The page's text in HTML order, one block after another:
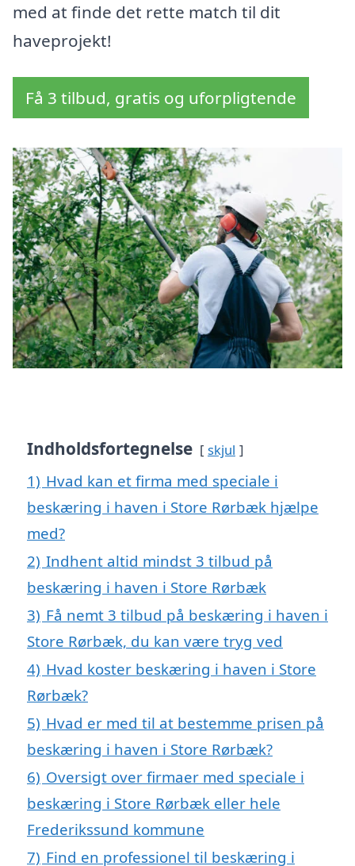
med at finde det rette match til dit
haveprojekt!
Få 3 tilbud, gratis og uforpligtende
Indholdsfortegnelse skjul
1) Hvad kan et firma med speciale i
beskæring i haven i Store Rørbæk hjælpe
med?
2) Indhent altid mindst 3 tilbud på
beskæring i haven i Store Rørbæk
3) Få nemt 3 tilbud på beskæring i haven i
Store Rørbæk, du kan være tryg ved
4) Hvad koster beskæring i haven i Store
Rørbæk?
5) Hvad er med til at bestemme prisen på
beskæring i haven i Store Rørbæk?
6) Oversigt over firmaer med speciale i
beskæring i Store Rørbæk eller hele
Frederikssund kommune
7) Find en professionel til beskæring i